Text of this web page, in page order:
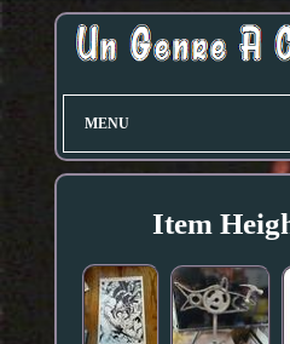
MENU
Item